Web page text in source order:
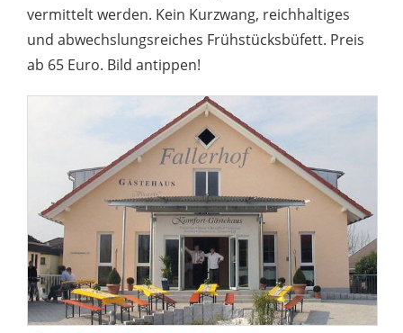
vermittelt werden. Kein Kurzwang, reichhaltiges
und abwechslungsreiches Frühstücksbüfett. Preis
ab 65 Euro. Bild antippen!